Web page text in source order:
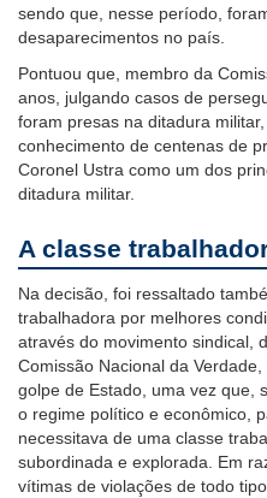
sendo que, nesse período,
desaparecimentos no país.
Pontuou que, membro da
anos, julgando casos de
foram presas na ditadura
conhecimento de centenas de
Coronel Ustra como um dos
ditadura militar.
A classe
Na decisão, foi ressaltado
trabalhadora por melhores
através do movimento sindical,
Comissão Nacional da
golpe de Estado, uma vez que,
o regime político e econômico,
necessitava de uma classe
subordinada e explorada. Em
vítimas de violações de todo